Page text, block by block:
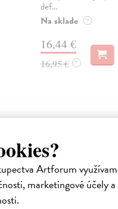
Artforum
marketingové účely a
def...
Na sklade ?
16,44 €
16,95 € ?
s podobným